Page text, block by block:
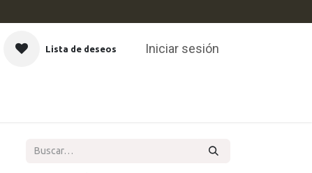
Lista de deseos Iniciar sesión